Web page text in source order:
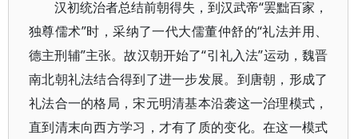
汉初统治者总结前朝得失，到汉武帝“罢黜百家，
独尊儒术”时，采纳了一代大儒董仲舒的“礼法并用、
德主刑辅”主张。故汉朝开始了“引礼入法”运动，魏晋
南北朝礼法结合得到了进一步发展。到唐朝，形成了
礼法合一的格局，宋元明清基本沿袭这一治理模式，
直到清末向西方学习，才有了质的变化。在这一模式